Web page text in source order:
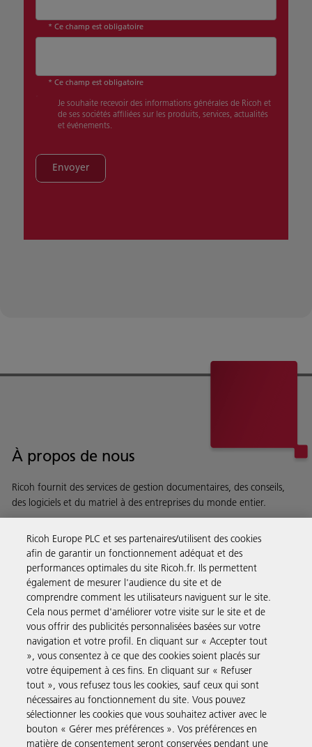
* Ce champ est obligatoire
* Ce champ est obligatoire
Je souhaite recevoir des informations générales de Ricoh et
de ses sociétés affiliées sur les produits, services, actualités
et événements.
Envoyer
À propos de nous
Ricoh fournit des services de gestion documentaires, des conseils,
des logiciels et du matriel à des entreprises du monde entier.
Solutions pour les entreprises
Produits et Services
Assistance & Contact
Ressources
Ricoh Europe PLC et ses partenaires/utilisent des cookies
afin de garantir un fonctionnement adéquat et des
performances optimales du site Ricoh.fr. Ils permettent
également de mesurer l'audience du site et de
comprendre comment les utilisateurs naviguent sur le site.
Cela nous permet d'améliorer votre visite sur le site et de
vous offrir des publicités personnalisées basées sur votre
navigation et votre profil. En cliquant sur « Accepter tout
», vous consentez à ce que des cookies soient placés sur
votre équipement à ces fins. En cliquant sur « Refuser
tout », vous refusez tous les cookies, sauf ceux qui sont
nécessaires au fonctionnement du site. Vous pouvez
sélectionner les cookies que vous souhaitez activer avec le
bouton « Gérer mes préférences ». Vos préférences en
matière de consentement seront conservées pendant une